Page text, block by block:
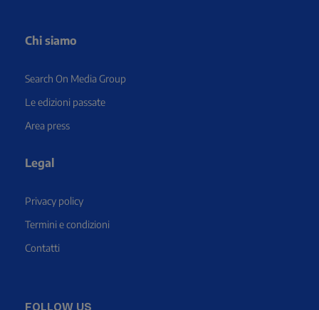
Chi siamo
Search On Media Group
Le edizioni passate
Area press
Legal
Privacy policy
Termini e condizioni
Contatti
FOLLOW US